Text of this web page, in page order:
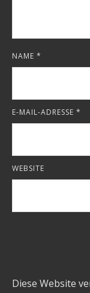
NAME *
E-MAIL-ADRESSE *
WEBSITE
Diese Website